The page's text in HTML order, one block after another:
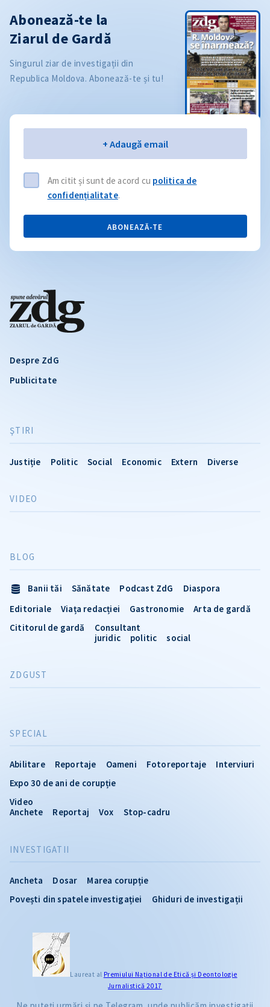
Despre ZdG
Publicitate
ŞTIRI
Justiție Politic Social Economic Extern Diverse
INVESTIGATII
Ancheta Dosar
Marea corupție
Povești din spatele investigației
Ghiduri de investigații
VIDEO
SPECIAL
Abilitare Reportaje Oameni Fotoreportaje
Interviuri
Expo 30 de ani de corupție
Video
Anchete
Reportaj Vox Stop-cadru
BLOG
Banii tăi Sănătate Podcast ZdG
Diaspora
Editoriale
Viața redacției Gastronomie
Arta de gardă
Cititorul de gardă
Consultant
juridic
politic social
ZDGUST
Abonează-te la
Ziarul de Gardă
Singurul ziar de investigații din
Republica Moldova. Abonează-te și tu!
+ Adaugă email
Am citit și sunt de acord cu politica de
confidențialitate.
ABONEAZĂ-TE
Laureat al Premiului Naţional de Etică și Deontologie
Jurnalistică 2017